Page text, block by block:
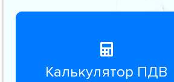
Калькулятор ПДВ